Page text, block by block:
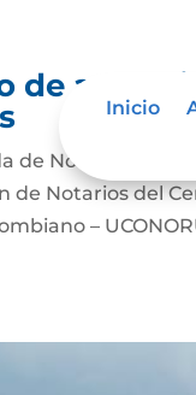
Inicio
de
de Notariado
de Notarios del
–